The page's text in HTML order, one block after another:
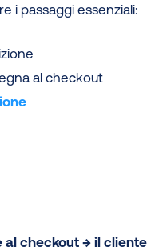
i passaggi essenziali:
al checkout
al checkout → il